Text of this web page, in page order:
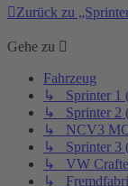
Zurück zu
Gehe zu
Fahrzeug
↳ Sprinter 1
↳ Sprinter 2
↳ NCV3
↳ Sprinter 3
↳ VW
↳